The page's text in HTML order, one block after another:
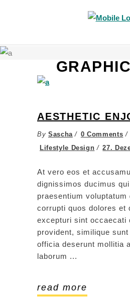
AESTHETIC
By Sascha 0 Comments
Lifestyle Design
27.
At vero eos et
dignissimos ducimus
praesentium voluptatum
corrupti quos dolores et
excepturi sint occaecati
provident, similique
officia deserunt mollitia
laborum
read more